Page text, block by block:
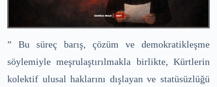
” Bu süreç barış, çözüm ve demokratikleşme
söylemiyle meşrulaştırılmakla birlikte, Kürtlerin
kolektif ulusal haklarını dışlayan ve statüsüzlüğü